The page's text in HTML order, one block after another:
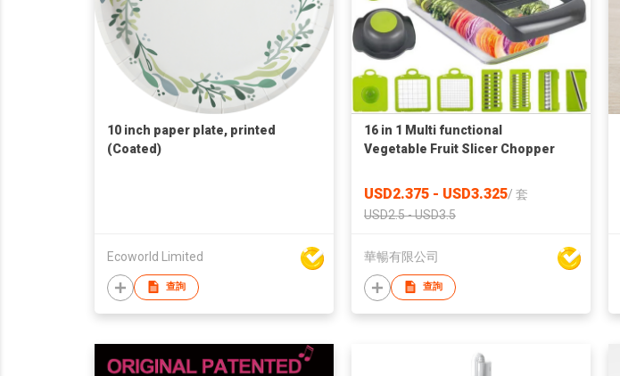
10 inch paper plate, printed
(Coated)
Ecoworld Limited
查詢
16 in 1 Multi functional
Vegetable Fruit Slicer Chopper
USD2.375 - USD3.325/ 套
USD2.5 - USD3.5
華暢有限公司
查詢